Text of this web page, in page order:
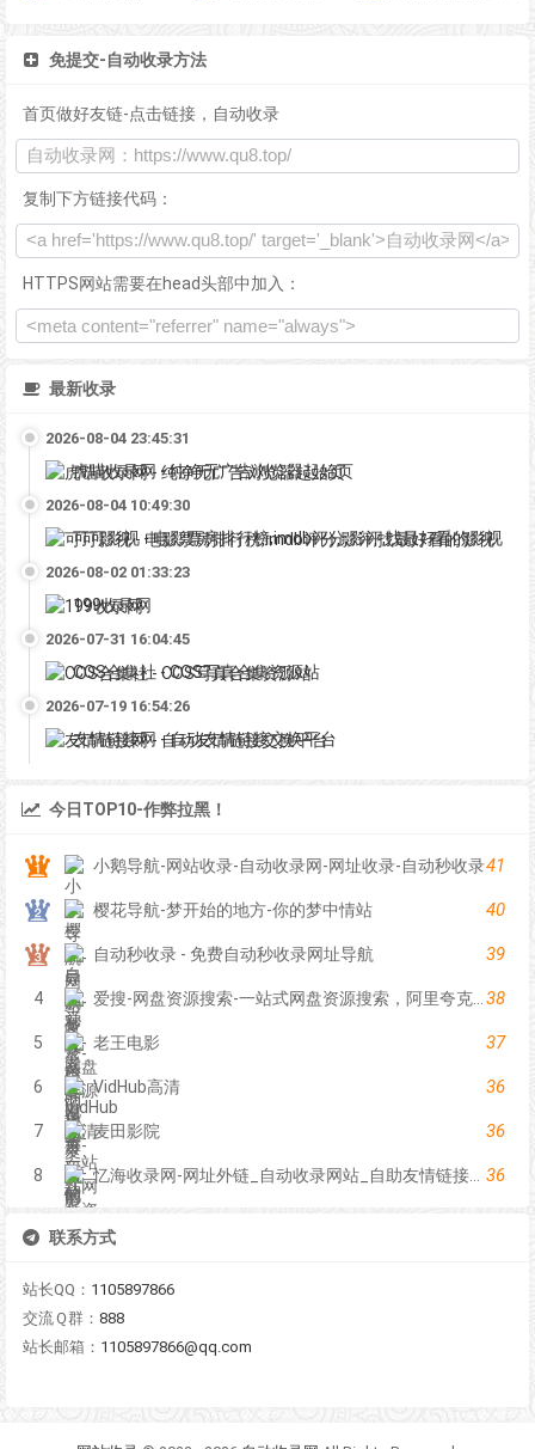
免提交-自动收录方法
首页做好友链-点击链接，自动收录
复制下方链接代码：
HTTPS网站需要在head头部中加入：
最新收录
2026-08-04 23:45:31
虎喵收录网 - 纯净无广告浏览器起始页
2026-08-04 10:49:30
可可影视 - 电影票房排行榜,imdb评分,影评,找最好看的影视
2026-08-02 01:33:23
199收录网
2026-07-31 16:04:45
COS合集社 - COS写真合集资源站
2026-07-19 16:54:26
友情链接网 - 自动友情链接交换平台
今日TOP10-作弊拉黑！
小鹅导航-网站收录-自动收录网-网址收录-自动秒收录41
樱花导航-梦开始的地方-你的梦中情站 40
自动秒收录 - 免费自动秒收录网址导航 39
4 爱搜-网盘资源搜索-一站式网盘资源搜索，阿里夸克百度迅雷UC全聚合38
5 老王电影 37
6 VidHub高清 36
7 麦田影院 36
8 忆海收录网-网址外链_自动收录网站_自助友情链接平台_网站广告_软文发布_站长交易_站长资源 36
联系方式
站长QQ： 1105897866
交流Ｑ群： 888
站长邮箱： 1105897866@qq.com